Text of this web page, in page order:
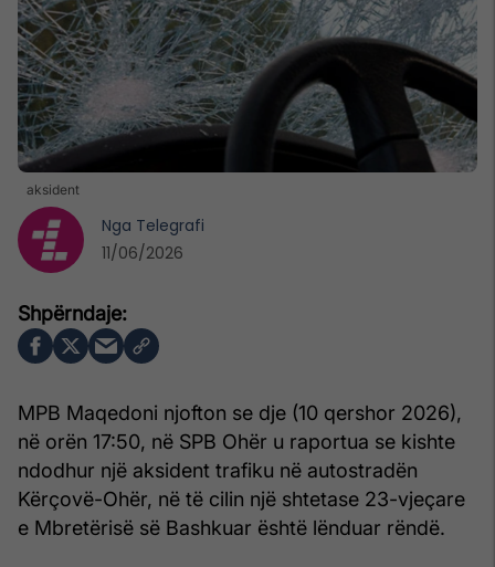
aksident
MPB Maqedoni njofton se dje (10 qershor 2026),
në orën 17:50, në SPB Ohër u raportua se kishte
ndodhur një aksident trafiku në autostradën
Kërçovë-Ohër, në të cilin një shtetase 23-vjeçare
e Mbretërisë së Bashkuar është lënduar rëndë.
Nga Telegrafi
11/06/2026